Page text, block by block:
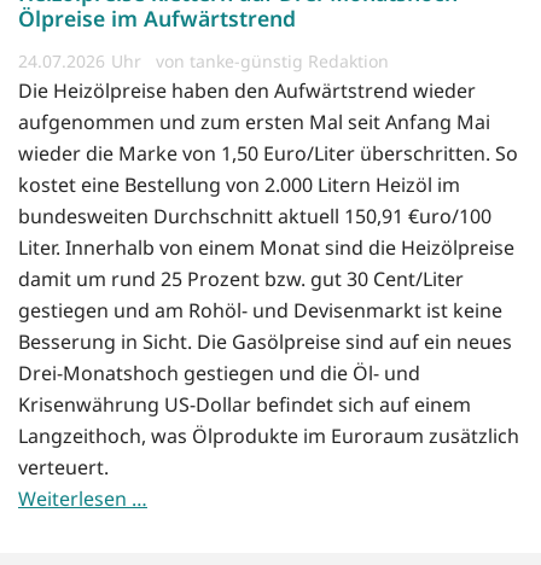
Ölpreise im Aufwärtstrend
24.07.2026 von tanke-günstig Redaktion
Die Heizölpreise haben den Aufwärtstrend wieder
aufgenommen und zum ersten Mal seit Anfang Mai
wieder die Marke von 1,50 Euro/Liter überschritten. So
kostet eine Bestellung von 2.000 Litern Heizöl im
bundesweiten Durchschnitt aktuell 150,91 €uro/100
Liter. Innerhalb von einem Monat sind die Heizölpreise
damit um rund 25 Prozent bzw. gut 30 Cent/Liter
gestiegen und am Rohöl- und Devisenmarkt ist keine
Besserung in Sicht. Die Gasölpreise sind auf ein neues
Drei-Monatshoch gestiegen und die Öl- und
Krisenwährung US-Dollar befindet sich auf einem
Langzeithoch, was Ölprodukte im Euroraum zusätzlich
verteuert.
Weiterlesen …